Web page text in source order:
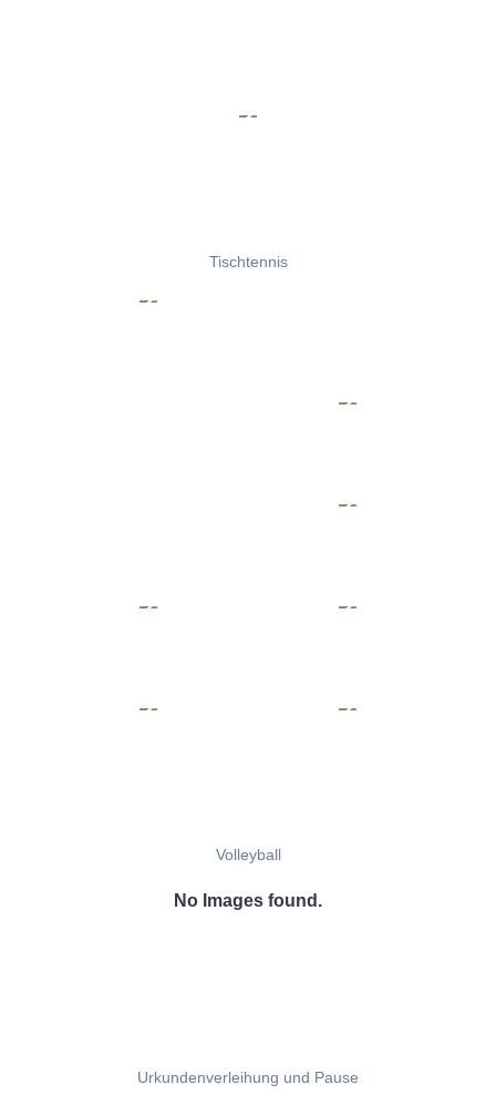
Tischtennis
Volleyball
No Images found.
Urkundenverleihung und Pause